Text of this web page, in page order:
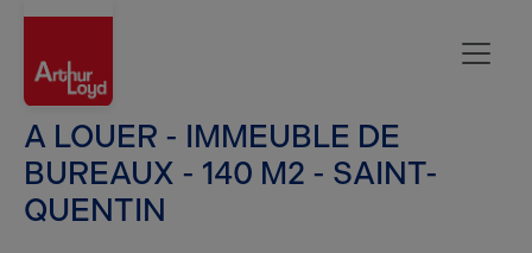
A LOUER - IMMEUBLE DE
BUREAUX - 140 M2 - SAINT-
QUENTIN